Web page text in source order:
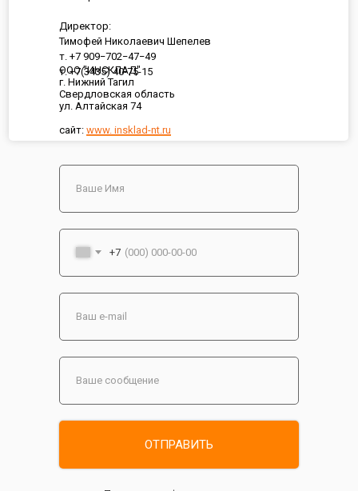
ООО "ИНСКЛАД"
г. Нижний Тагил
Свердловская область
ул. Алтайская 74
сайт: www. insklad-nt.ru
Директор:
Тимофей Николаевич Шепелев
т. +7 909−702−47−49
т. +7(3435) 40-75-15
+7
ОТПРАВИТЬ